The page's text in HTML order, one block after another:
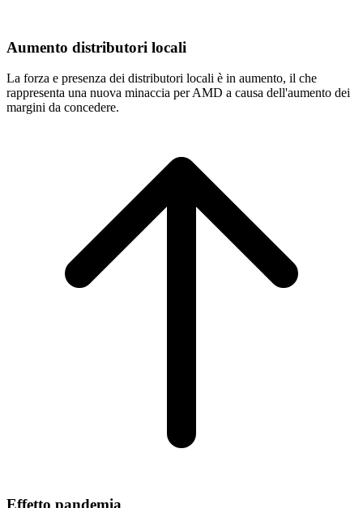
Aumento distributori locali
La forza e presenza dei distributori locali è in aumento, il che
rappresenta una nuova minaccia per AMD a causa dell'aumento dei
margini da concedere.
Effetto pandemia